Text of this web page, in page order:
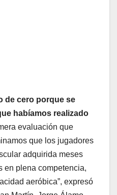
de cero porque se
habíamos realizado
evaluación que
que los jugadores
adquirida meses
en plena competencia,
aeróbica”, expresó